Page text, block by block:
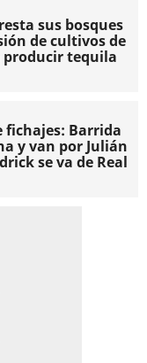
sus bosques
de cultivos de
producir tequila
fichajes: Barrida
y van por Julián
se va de Real